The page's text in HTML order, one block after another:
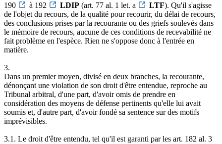
190
à 192 LDIP (art. 77 al. 1 let. a LTF). Qu'il s'agisse
de l'objet du recours, de la qualité pour recourir, du délai de recours,
des conclusions prises par la recourante ou des griefs soulevés dans
le mémoire de recours, aucune de ces conditions de recevabilité ne
fait problème en l'espèce. Rien ne s'oppose donc à l'entrée en
matière.
3.
Dans un premier moyen, divisé en deux branches, la recourante,
dénonçant une violation de son droit d'être entendue, reproche au
Tribunal arbitral, d'une part, d'avoir omis de prendre en
considération des moyens de défense pertinents qu'elle lui avait
soumis et, d'autre part, d'avoir fondé sa sentence sur des motifs
imprévisibles.
3.1. Le droit d'être entendu, tel qu'il est garanti par les art. 182 al. 3